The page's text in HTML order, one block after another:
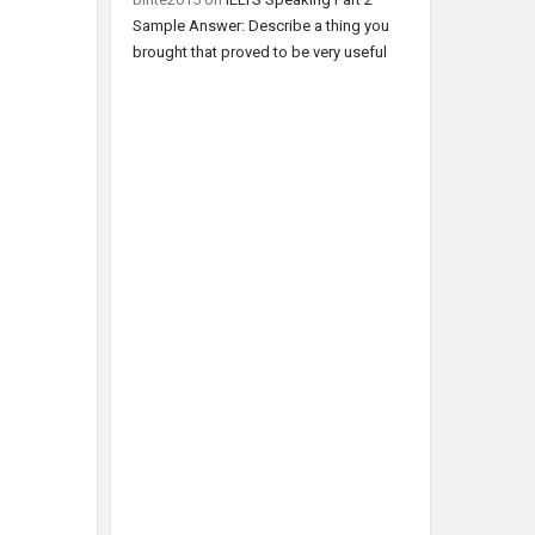
Sample Answer: Describe a thing you
brought that proved to be very useful